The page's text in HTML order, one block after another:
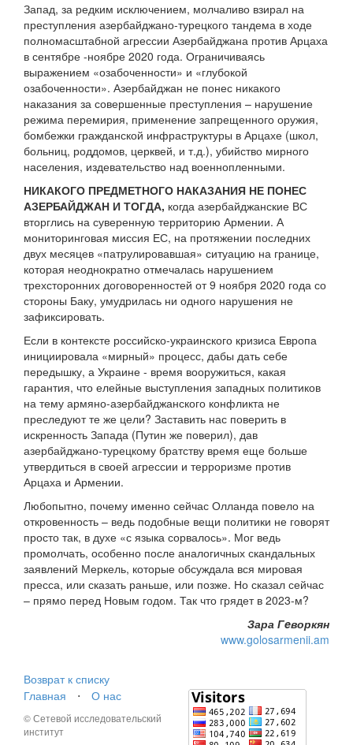
Запад, за редким исключением, молчаливо взирал на
преступления азербайджано-турецкого тандема в ходе
полномасштабной агрессии Азербайджана против Арцаха
в сентябре -ноябре 2020 года. Ограничиваясь
выражением «озабоченности» и «глубокой
озабоченности». Азербайджан не понес никакого
наказания за совершенные преступления – нарушение
режима перемирия, применение запрещенного оружия,
бомбежки гражданской инфраструктуры в Арцахе (школ,
больниц, роддомов, церквей, и т.д.), убийство мирного
населения, издевательство над военнопленными.
НИКАКОГО ПРЕДМЕТНОГО НАКАЗАНИЯ НЕ ПОНЕС
АЗЕРБАЙДЖАН И ТОГДА, когда азербайджанские ВС
вторглись на суверенную территорию Армении. А
мониторинговая миссия ЕС, на протяжении последних
двух месяцев «патрулировавшая» ситуацию на границе,
которая неоднократно отмечалась нарушением
трехсторонних договоренностей от 9 ноября 2020 года со
стороны Баку, умудрилась ни одного нарушения не
зафиксировать.
Если в контексте российско-украинского кризиса Европа
инициировала «мирный» процесс, дабы дать себе
передышку, а Украине - время вооружиться, какая
гарантия, что елейные выступления западных политиков
на тему армяно-азербайджанского конфликта не
преследуют те же цели? Заставить нас поверить в
искренность Запада (Путин же поверил), дав
азербайджано-турецкому братству время еще больше
утвердиться в своей агрессии и терроризме против
Арцаха и Армении.
Любопытно, почему именно сейчас Олланда повело на
откровенность – ведь подобные вещи политики не говорят
просто так, в духе «с языка сорвалось». Мог ведь
промолчать, особенно после аналогичных скандальных
заявлений Меркель, которые обсуждала вся мировая
пресса, или сказать раньше, или позже. Но сказал сейчас
– прямо перед Новым годом. Так что грядет в 2023-м?
Зара Гeворкян
www.golosarmenii.am
Возврат к списку
Главная
⋅ О нас
© Сетевой исследовательский
институт